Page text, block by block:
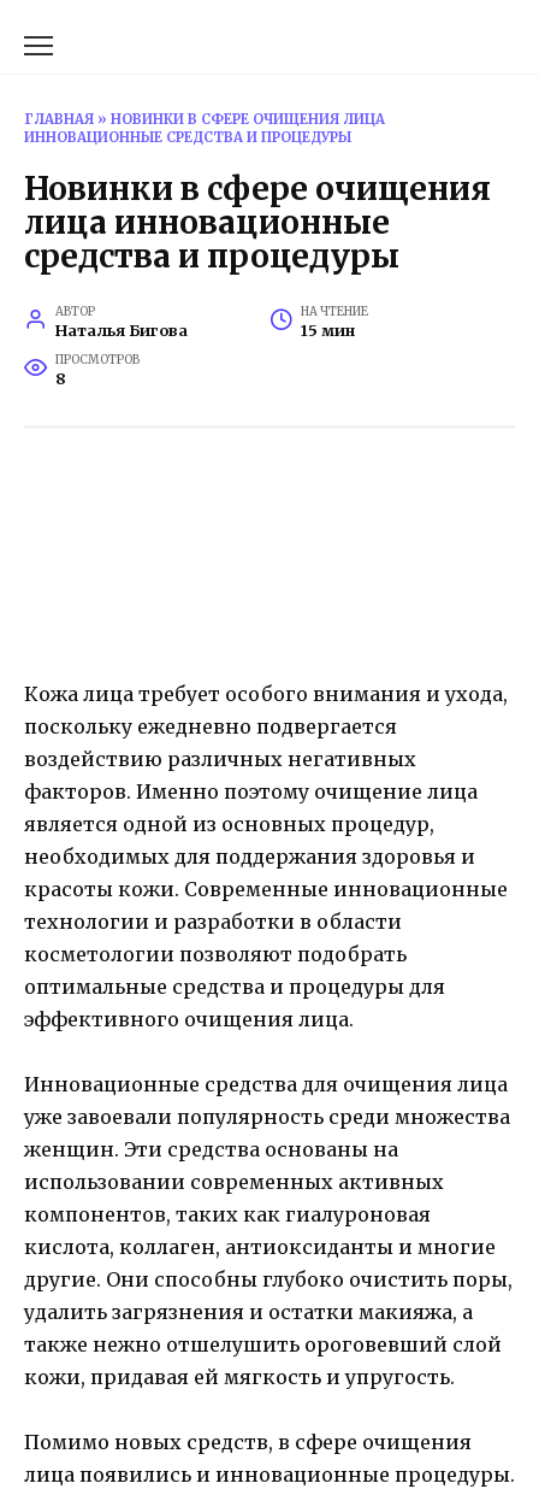
ГЛАВНАЯ » НОВИНКИ В СФЕРЕ ОЧИЩЕНИЯ ЛИЦА
ИННОВАЦИОННЫЕ СРЕДСТВА И ПРОЦЕДУРЫ
Новинки в сфере очищения
лица инновационные
средства и процедуры
АВТОР
Наталья Бигова
НА ЧТЕНИЕ
15 мин
ПРОСМОТРОВ
8
Кожа лица требует особого внимания и ухода,
поскольку ежедневно подвергается
воздействию различных негативных
факторов. Именно поэтому очищение лица
является одной из основных процедур,
необходимых для поддержания здоровья и
красоты кожи. Современные инновационные
технологии и разработки в области
косметологии позволяют подобрать
оптимальные средства и процедуры для
эффективного очищения лица.
Инновационные средства для очищения лица
уже завоевали популярность среди множества
женщин. Эти средства основаны на
использовании современных активных
компонентов, таких как гиалуроновая
кислота, коллаген, антиоксиданты и многие
другие. Они способны глубоко очистить поры,
удалить загрязнения и остатки макияжа, а
также нежно отшелушить ороговевший слой
кожи, придавая ей мягкость и упругость.
Помимо новых средств, в сфере очищения
лица появились и инновационные процедуры.